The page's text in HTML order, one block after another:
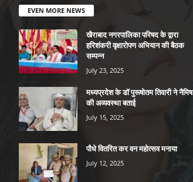
EVEN MORE NEWS
खैराबाद नगरपालिका परिषद के द्वारा
हरिशंकरी वृक्षारोपण अभियान की बैठक
सम्पन्न
July 23, 2025
मध्यप्रदेश के डॉ पुरूषोतम तिवारी ने नैमिष
की अव्यवस्था बताई
July 15, 2025
पौधे वितरित कर वन महोत्सव मनाया
July 12, 2025